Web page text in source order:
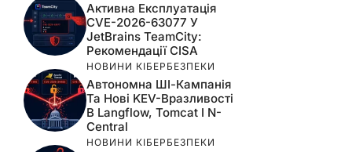
Активна Експлуатація
CVE-2026-63077 У
JetBrains TeamCity:
Рекомендації CISA
НОВИНИ КІБЕРБЕЗПЕКИ
Автономна ШІ-Кампанія
Та Нові KEV-Вразливості
В Langflow, Tomcat І N-
Central
НОВИНИ КІБЕРБЕЗПЕКИ